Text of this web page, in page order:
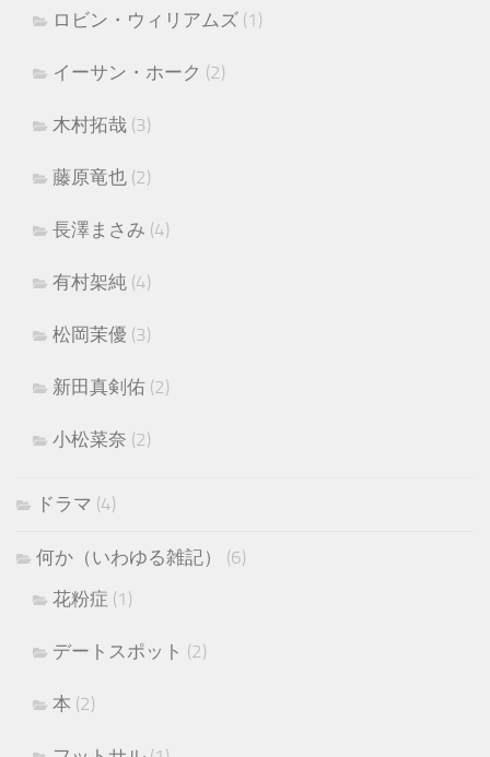
ロビン・ウィリアムズ (1)
イーサン・ホーク (2)
木村拓哉 (3)
藤原竜也 (2)
長澤まさみ (4)
有村架純 (4)
松岡茉優 (3)
新田真剣佑 (2)
小松菜奈 (2)
ドラマ (4)
何か（いわゆる雑記）
(6)
花粉症 (1)
デートスポット (2)
本 (2)